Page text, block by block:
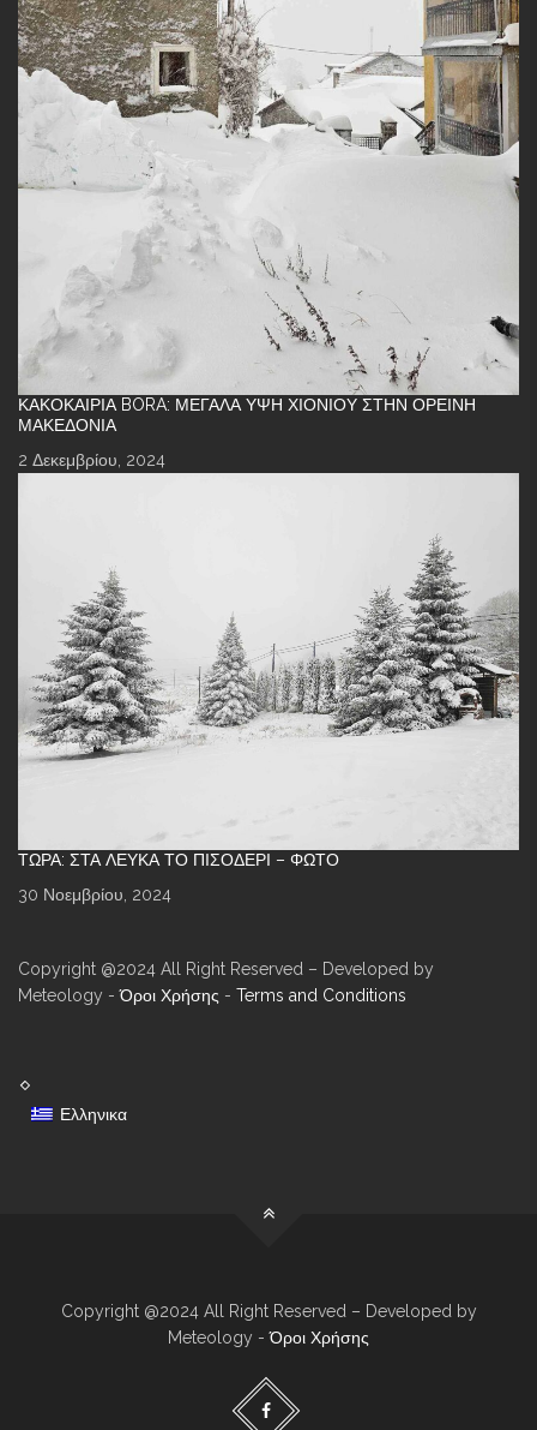
ΚΑΚΟΚΑΙΡΊΑ BORA: ΜΕΓΆΛΑ ΎΨΗ ΧΙΟΝΙΟΎ ΣΤΗΝ ΟΡΕΙΝΉ
ΜΑΚΕΔΟΝΊΑ
2 Δεκεμβρίου, 2024
ΤΏΡΑ: ΣΤΑ ΛΕΥΚΆ ΤΟ ΠΙΣΟΔΈΡΙ – ΦΩΤΌ
30 Νοεμβρίου, 2024
Copyright @2024 All Right Reserved – Developed by
Meteology -Όροι Χρήσης - Terms and Conditions
Ελληνικα
Copyright @2024 All Right Reserved – Developed by
Meteology -Όροι Χρήσης